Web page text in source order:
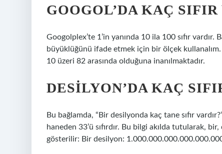
GOOGOL’DA KAÇ SIFIR
Googolplex’te 1’in yanında 10 ila 100 sıfır vardır.
büyüklüğünü ifade etmek için bir ölçek
10 üzeri 82 arasında olduğuna inanılmaktadır.
DESILYON’DA KAÇ
Bu bağlamda, “Bir desilyonda kaç tane sıfır
haneden 33’ü sıfırdır. Bu bilgi akılda tutularak,
gösterilir: Bir desilyon: